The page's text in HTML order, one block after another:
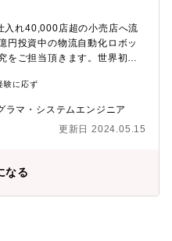
定就業が可能です。業界トッ
業に左右されるのではなく、
するドラッグストアやコンビ
人件費高騰によって値上がり
けの仕事ではない為、外的要
事の“質”に注力できます。【組
ーで要件が異なるため最適設
入れ40,000店超の小売店へ流
円投資中の物流自動化ロボッ
をご担当頂きます。世界初と
目指しています。今後更なる
体的な業務例は以下の通りで
開発…何万種もの商品（大きさ
別し、ピックする（掴む）ロ
（輸送ロボットに用いるため
指しており、制御システム開発
【組織構成】研究開発本部。
験に応ず
ラマ・システムエンジニア
更新日 2024.05.15
なる